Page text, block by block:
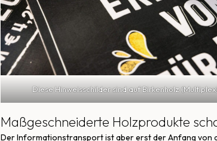
Diese Hinweisschilder sind auf Birkenholz
Maßgeschneiderte Holzprodukte
Der Informationstransport ist aber erst der Anfang von